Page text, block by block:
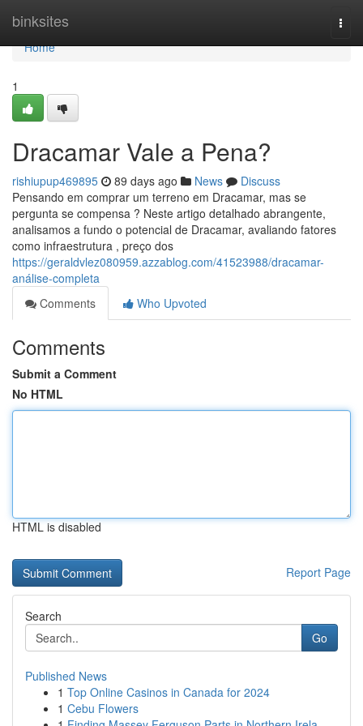
binksites
Home
Home
1
Dracamar Vale a Pena?
rishiupup469895 89 days ago News
Discuss
Pensando em comprar um terreno em Dracamar, mas se
pergunta se compensa ? Neste artigo detalhado abrangente,
analisamos a fundo o potencial de Dracamar, avaliando fatores
como infraestrutura , preço dos
https://geraldvlez080959.azzablog.com/41523988/dracamar-
análise-completa
Comments
Who Upvoted
Comments
Submit a Comment
No HTML
HTML is disabled
Report Page
Search
Go
Published News
1 Top Online Casinos in Canada for 2024
1 Cebu Flowers